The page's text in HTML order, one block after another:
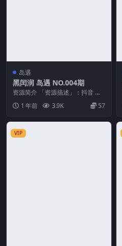
岛遇
黑闰润 岛遇 NO.004期
资源简介 「资源描述」：抖音 黑
「资源名...
1 年前 3.9K 57
VIP